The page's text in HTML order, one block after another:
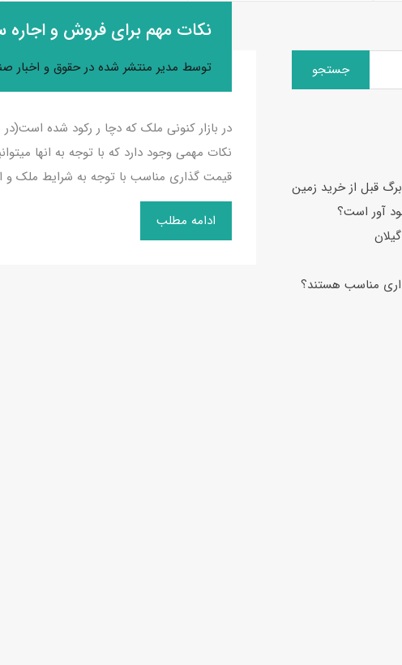
نکات مهم برای فروش و اجاره
توسط مدیر منتشر شده درحقوق و اخبار
در بازار کنونی ملک که دچا ر رکود شده
نکات مهمی وجود دارد که با توجه به انها
قیمت گذاری مناسب با توجه به شرایط ملک و
ادامه مطلب
جستجو
برای:
قبل از خرید زمین
مناسب هستند؟